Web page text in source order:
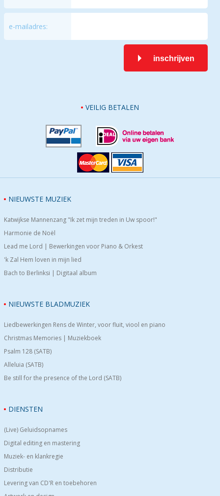
e-mailadres:
inschrijven
VEILIG BETALEN
NIEUWSTE MUZIEK
Katwijkse Mannenzang "Ik zet mijn treden in Uw spoor!"
Harmonie de Noël
Lead me Lord | Bewerkingen voor Piano & Orkest
'k Zal Hem loven in mijn lied
Bach to Berlinksi | Digitaal album
NIEUWSTE BLADMUZIEK
Liedbewerkingen Rens de Winter, voor fluit, viool en piano
Christmas Memories | Muziekboek
Psalm 128 (SATB)
Alleluia (SATB)
Be still for the presence of the Lord (SATB)
DIENSTEN
(Live) Geluidsopnames
Digital editing en mastering
Muziek- en klankregie
Distributie
Levering van CD'R en toebehoren